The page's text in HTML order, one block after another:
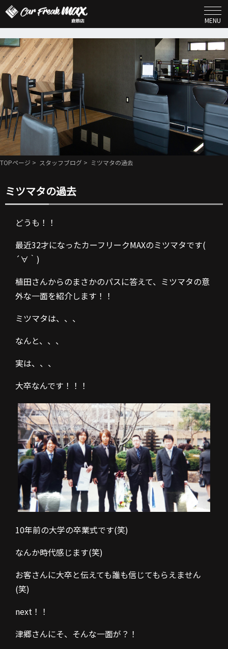
MENU
TOPページ > スタッフブログ > ミツマタの過去
ミツマタの過去
どうも！！
最近32才になったカーフリークMAXのミツマタです(
´∀｀)
植田さんからのまさかのパスに答えて、ミツマタの意
外な一面を紹介します！！
ミツマタは、、、
なんと、、、
実は、、、
大卒なんです！！！
10年前の大学の卒業式です(笑)
なんか時代感じます(笑)
お客さんに大卒と伝えても誰も信じてもらえません
(笑)
next！！
津郷さんにそ、そんな一面が？！